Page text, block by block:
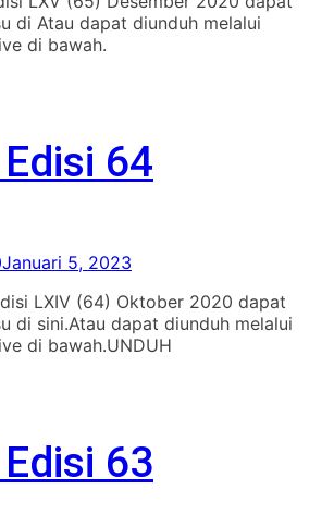
di Atau dapat diunduh melalui
di bawah.
64
Januari 5, 2023
LXIV (64) Oktober 2020 dapat
di sini.Atau dapat diunduh melalui
di bawah.UNDUH
63